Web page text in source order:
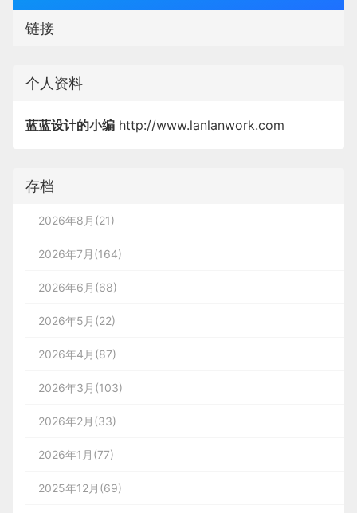
链接
个人资料
蓝蓝设计的小编 http://www.lanlanwork.com
存档
2026年8月(21)
2026年7月(164)
2026年6月(68)
2026年5月(22)
2026年4月(87)
2026年3月(103)
2026年2月(33)
2026年1月(77)
2025年12月(69)